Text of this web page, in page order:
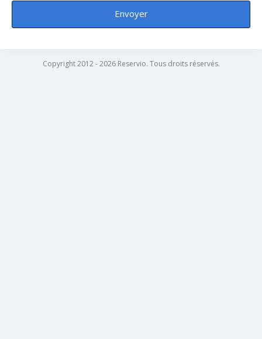
Envoyer
Copyright 2012 - 2026 Reservio. Tous droits réservés.